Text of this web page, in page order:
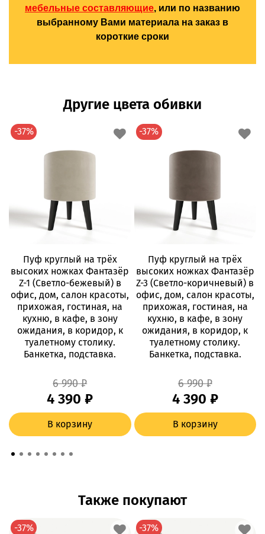
мебельные составляющие, или по названию
выбранному Вами материала на заказ в
короткие сроки
Другие цвета обивки
-37%
Пуф круглый на трёх
высоких ножках Фантазёр
Z-1 (Светло-бежевый) в
офис, дом, салон красоты,
прихожая, гостиная, на
кухню, в кафе, в зону
ожидания, в коридор, к
туалетному столику.
Банкетка, подставка.
6 990 ₽
4 390 ₽
В корзину
-37%
Пуф круглый на трёх
высоких ножках Фантазёр
Z-3 (Светло-коричневый) в
офис, дом, салон красоты,
прихожая, гостиная, на
кухню, в кафе, в зону
ожидания, в коридор, к
туалетному столику.
Банкетка, подставка.
6 990 ₽
4 390 ₽
В корзину
Также покупают
-37% -37%